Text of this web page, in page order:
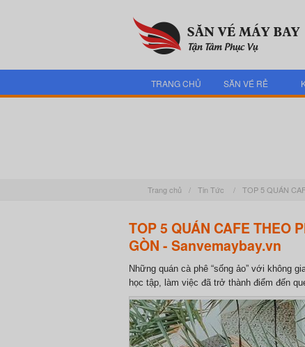
TRANG CHỦ SĂN VÉ RẺ
Trang chủ / Tin Tức / TOP 5 QUÁN
TOP 5 QUÁN CAFE THEO
GÒN - Sanvemaybay.vn
Những quán cà phê “sống ảo” với không
học tập, làm việc đã trở thành điểm đến